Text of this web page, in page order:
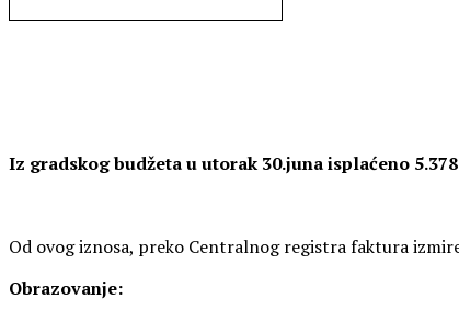
Iz gradskog budžeta u utorak 30.juna isplaćeno
Od ovog iznosa, preko Centralnog registra faktura
Obrazovanje: